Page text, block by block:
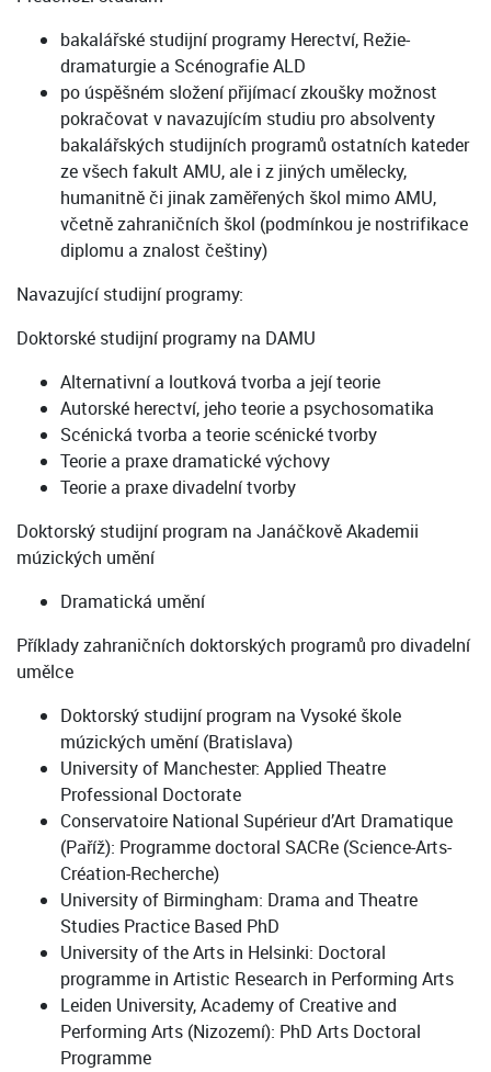
bakalářské studijní programy Herectví, Režie-
dramaturgie a Scénografie ALD
po úspěšném složení přijímací zkoušky možnost
pokračovat v navazujícím studiu pro absolventy
bakalářských studijních programů ostatních kateder
ze všech fakult AMU, ale i z jiných umělecky,
humanitně či jinak zaměřených škol mimo AMU,
včetně zahraničních škol (podmínkou je nostrifikace
diplomu a znalost češtiny)
Navazující studijní programy:
Doktorské studijní programy na DAMU
Alternativní a loutková tvorba a její teorie
Autorské herectví, jeho teorie a psychosomatika
Scénická tvorba a teorie scénické tvorby
Teorie a praxe dramatické výchovy
Teorie a praxe divadelní tvorby
Doktorský studijní program na Janáčkově Akademii
múzických umění
Dramatická umění
Příklady zahraničních doktorských programů pro divadelní
umělce
Doktorský studijní program na Vysoké škole
múzických umění (Bratislava)
University of Manchester: Applied Theatre
Professional Doctorate
Conservatoire National Supérieur d’Art Dramatique
(Paříž): Programme doctoral SACRe (Science-Arts-
Création-Recherche)
University of Birmingham: Drama and Theatre
Studies Practice Based PhD
University of the Arts in Helsinki: Doctoral
programme in Artistic Research in Performing Arts
Leiden University, Academy of Creative and
Performing Arts (Nizozemí): PhD Arts Doctoral
Programme